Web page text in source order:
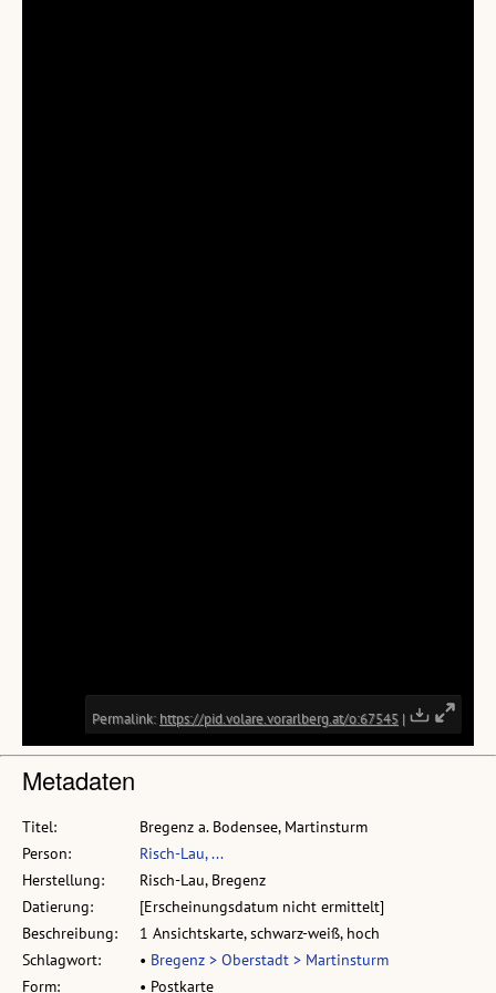
Metadaten
Titel:
Bregenz a. Bodensee, Martinsturm
Person:
Risch-Lau, ...
Herstellung:
Risch-Lau, Bregenz
Datierung:
[Erscheinungsdatum nicht ermittelt]
Beschreibung:
1 Ansichtskarte, schwarz-weiß, hoch
Schlagwort:
• Bregenz > Oberstadt > Martinsturm
Form:
• Postkarte